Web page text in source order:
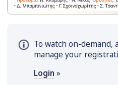
To watch on-demand,
manage your
Login »